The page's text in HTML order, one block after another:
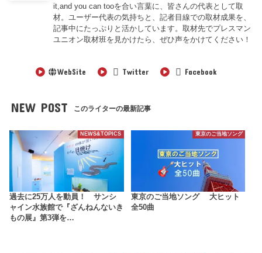
it,and you can tooを合い言葉に、皆さんの代表として取
材。ユーザー代表の気持ちと、記者目線での取材成果を、
記事中にたっぷりと活かしています。取材先でプレスマン
ユニオン取材班を見かけたら、ぜひ声をかけてください！
WebSite Twitter Facebook
NEW POST このライターの最新記事
NEWS&TOPICS
過去に25万人を動員！ サンシ
ャイン水族館で『ざんねんないき
もの展』第3弾を…
東京のご当地ソング
東京のご当地ソング 大ヒット
全50曲